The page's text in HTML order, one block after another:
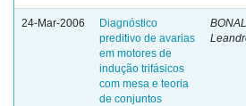
24-Mar-2006
Diagnóstico
preditivo de avarias
em motores de
indução trifásicos
com mesa e teoria
de conjuntos